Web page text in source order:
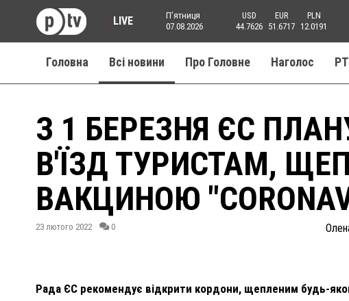
LIVE
Пʼятниця
07.08.2026
USD
44.7626
EUR
51.6717
PLN
12.0191
Головна Всі новини Про Головне Наголос
З 1 БЕРЕЗНЯ ЄС
В'ЇЗД ТУРИСТАМ,
ВАКЦИНОЮ
23 лютого 2022 0
Рада ЄС рекомендує відкрити кордони, щепленим будь-